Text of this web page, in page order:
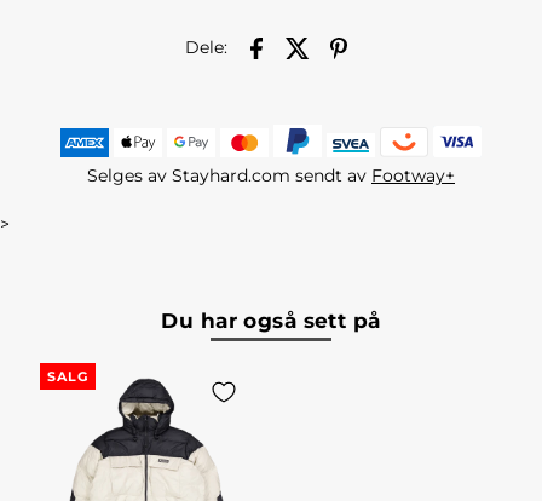
Dele:
Selges av Stayhard.com sendt av Footway+
>
Du har også sett på
SALG